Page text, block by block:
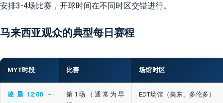
安排3-4场比赛，开球时间在不同时区交错进行。
马来西亚观众的典型每日赛程
MYT时段 比赛 场馆时区
凌晨12:00 –
第1场（通常为早
EDT场馆（美东、多伦多）